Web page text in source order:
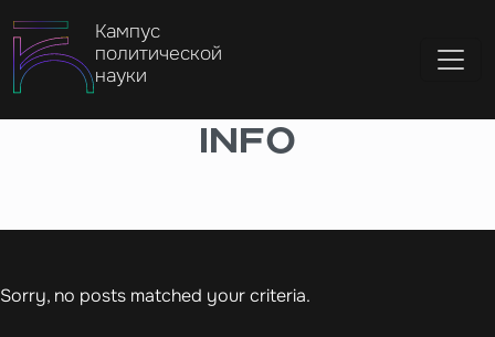
Кампус
политической
науки
info
Sorry, no posts matched your criteria.